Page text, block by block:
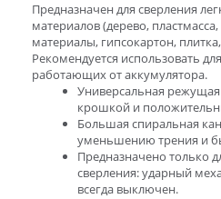
Предназначен для сверления
материалов (дерево,
материалы, гипсокартон,
Рекомендуется использовать
работающих от аккумулятора.
Универсальная
крошкой и
Большая спиральная
уменьшению трения и
Предназначено только
сверления: ударный
всегда выключен.